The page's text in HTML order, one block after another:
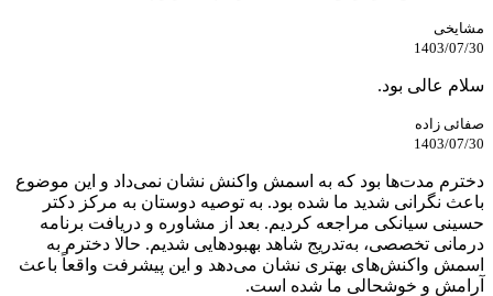
مشایخی
1403/07/30
سلام عالی بود.
صفائی زاده
1403/07/30
دخترم مدت‌ها بود که به اسمش واکنش نشان نمی‌داد و این موضوع
باعث نگرانی شدید ما شده بود. به توصیه دوستان به مرکز دکتر
حسینی سیانکی مراجعه کردیم. بعد از مشاوره و دریافت برنامه
درمانی تخصصی، به‌تدریج شاهد بهبودهایی شدیم. حالا دخترم به
اسمش واکنش‌های بهتری نشان می‌دهد و این پیشرفت واقعاً باعث
آرامش و خوشحالی ما شده است.